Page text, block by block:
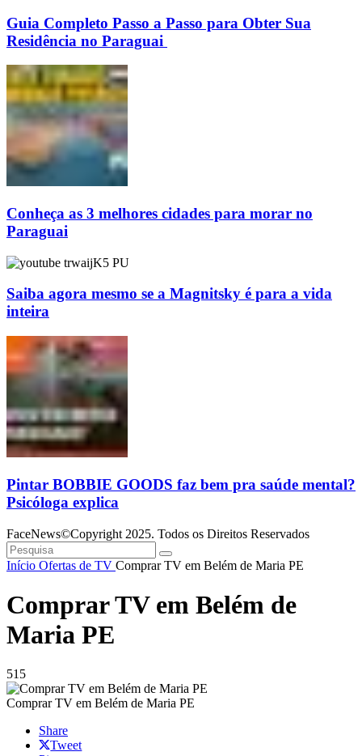
Guia Completo Passo a Passo para Obter Sua
Residência no Paraguai
Conheça as 3 melhores cidades para morar no
Paraguai
Saiba agora mesmo se a Magnitsky é para a vida
inteira
Pintar BOBBIE GOODS faz bem pra saúde mental?
Psicóloga explica
FaceNews©Copyright 2025. Todos os Direitos Reservados
Início Ofertas de TV Comprar TV em Belém de Maria PE
Comprar TV em Belém de
Maria PE
515
Comprar TV em Belém de Maria PE
Share
Tweet